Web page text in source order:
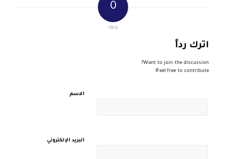
0
ردود
اترك رداً
Want to join the discussion?
Feel free to contribute!
الاسم
البريد الإلكتروني